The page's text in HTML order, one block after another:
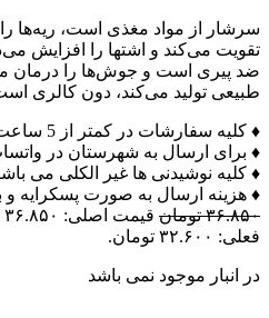
سرشار از مواد مغذی است، ریه‌ها را
تقویت می‌کند و اشتها را افزایش
ضد پیری است و جوش‌ها را درمان
طبیعی تولید می‌کند، دون کالری
♦ کلیه سفارشات در کمتر از 5 ساعت ارسال میگردد.
♦ برای ارسال به شهرستان در
♦ کلیه نوشیدنی ها غیر الکلی می
♦ هزینه ارسال به صورت پسکرایه
۳۶.۸۵۰ تومان قیمت اصلی: ۳۶.۸۵۰ تومان بود.
فعلی: ۳۲.۶۰۰ تومان.
در انبار موجود نمی باشد